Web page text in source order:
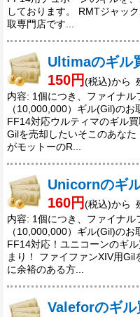
しております。 RMTジャッ
取専門店です...
Ultimaのギル
150円(税込)から
内容: 1個につき、ファイナ
（10,000,000）ギル(Gil)のお
FF14対応ウルティマのギル
Gilを売却したいそこのあな
がモットーのR...
Unicornのギ
160円(税込)から
内容: 1個につき、ファイナ
（10,000,000）ギル(Gil)のお
FF14対応！ユニコーンのギ
まり！ ファイファンXIV用
に余裕のある方...
Valeforのギル